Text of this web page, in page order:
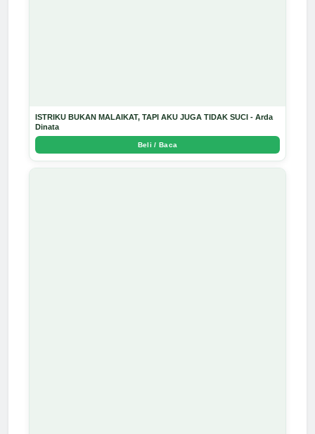
ISTRIKU BUKAN MALAIKAT, TAPI AKU JUGA TIDAK SUCI - Arda
Dinata
Beli / Baca